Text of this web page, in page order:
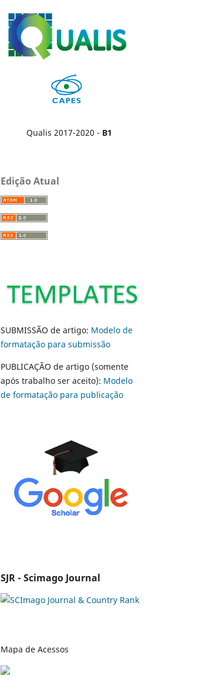
Qualis 2017-2020 - B1
Edição Atual
SUBMISSÃO de artigo: Modelo de
formatação para submissão
PUBLICAÇÃO de artigo (somente
após trabalho ser aceito): Modelo
de formatação para publicação
SJR - Scimago Journal
Mapa de Acessos